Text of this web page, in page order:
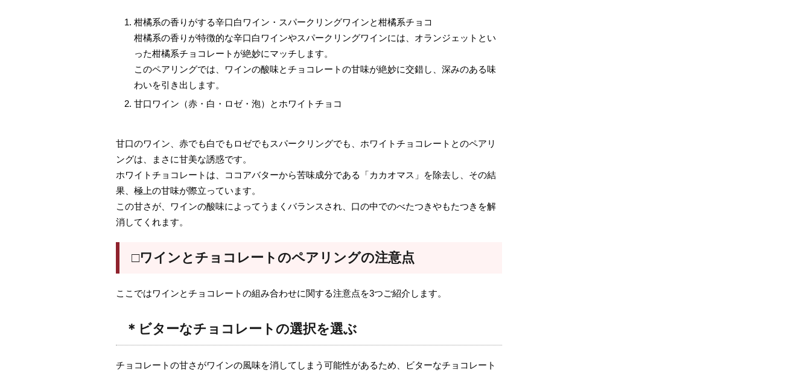
柑橘系の香りがする辛口白ワイン・スパークリングワインと柑橘系チョコ
柑橘系の香りが特徴的な辛口白ワインやスパークリングワインには、オランジェットとい
った柑橘系チョコレートが絶妙にマッチします。
このペアリングでは、ワインの酸味とチョコレートの甘味が絶妙に交錯し、深みのある味
わいを引き出します。
甘口ワイン（赤・白・ロゼ・泡）とホワイトチョコ
甘口のワイン、赤でも白でもロゼでもスパークリングでも、ホワイトチョコレートとのペアリ
ングは、まさに甘美な誘惑です。
ホワイトチョコレートは、ココアバターから苦味成分である「カカオマス」を除去し、その結
果、極上の甘味が際立っています。
この甘さが、ワインの酸味によってうまくバランスされ、口の中でのべたつきやもたつきを解
消してくれます。
□ワインとチョコレートのペアリングの注意点
ここではワインとチョコレートの組み合わせに関する注意点を3つご紹介します。
＊ビターなチョコレートの選択を選ぶ
チョコレートの甘さがワインの風味を消してしまう可能性があるため、ビターなチョコレート